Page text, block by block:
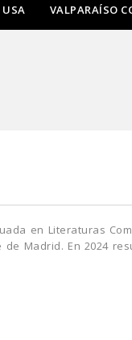
USA VALPARAÍSO
en Literaturas
Madrid. En 2024